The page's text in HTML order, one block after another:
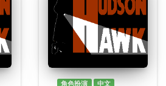
角色扮演 中文